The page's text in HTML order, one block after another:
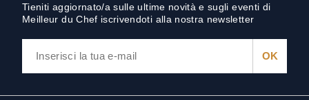
Tieniti aggiornato/a sulle ultime novità e sugli eventi di
Meilleur du Chef iscrivendoti alla nostra newsletter